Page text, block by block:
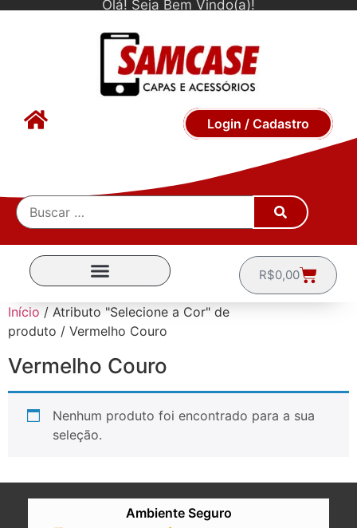
Olá! Seja Bem Vindo(a)!
Login / Cadastro
R$0,00
Início / Atributo "Selecione a Cor" de
produto / Vermelho Couro
Vermelho Couro
Nenhum produto foi encontrado para a sua
seleção.
Ambiente Seguro